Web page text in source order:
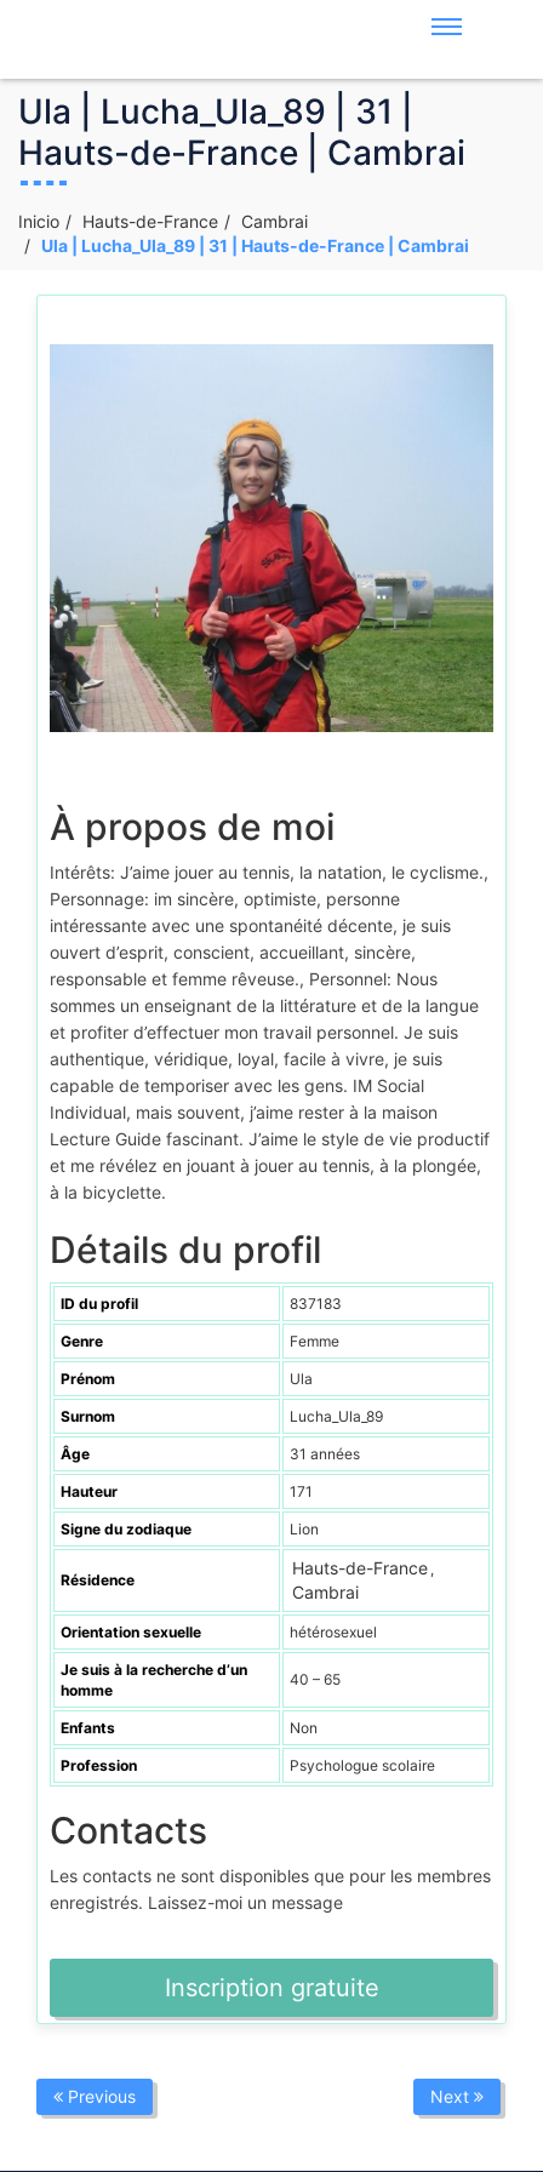
Ula | Lucha_Ula_89 | 31 |
Hauts-de-France | Cambrai
Inicio Hauts-de-France
Cambrai
Ula | Lucha_Ula_89 | 31 | Hauts-de-France | Cambrai
À propos de moi
Intérêts: J’aime jouer au tennis, la natation, le cyclisme.,
Personnage: im sincère, optimiste, personne
intéressante avec une spontanéité décente, je suis
ouvert d’esprit, conscient, accueillant, sincère,
responsable et femme rêveuse., Personnel: Nous
sommes un enseignant de la littérature et de la langue
et profiter d’effectuer mon travail personnel. Je suis
authentique, véridique, loyal, facile à vivre, je suis
capable de temporiser avec les gens. IM Social
Individual, mais souvent, j’aime rester à la maison
Lecture Guide fascinant. J’aime le style de vie productif
et me révélez en jouant à jouer au tennis, à la plongée,
à la bicyclette.
Détails du profil
ID du profil 837183
Genre Femme
Prénom Ula
Surnom Lucha_Ula_89
Âge 31 années
Hauteur 171
Signe du zodiaque Lion
Résidence
Hauts-de-France ,
Cambrai
Orientation sexuelle hétérosexuel
Je suis à la recherche d’un
homme
40 – 65
Enfants Non
Profession Psychologue scolaire
Contacts
Les contacts ne sont disponibles que pour les membres
enregistrés. Laissez-moi un message
Inscription gratuite
Previous Next